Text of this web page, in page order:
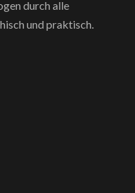
durch alle
und praktisch.